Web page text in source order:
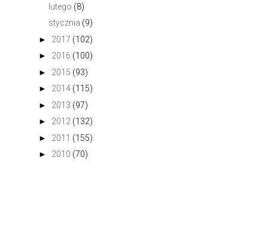
lutego (8)
stycznia (9)
► 2017 (102)
► 2016 (100)
► 2015 (93)
► 2014 (115)
► 2013 (97)
► 2012 (132)
► 2011 (155)
► 2010 (70)